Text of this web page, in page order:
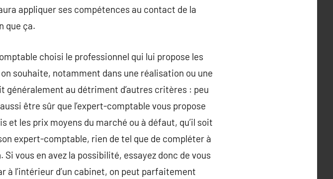
appliquer ses compétences au contact de la
que ça.
choisi le professionnel qui lui propose les
souhaite, notamment dans une réalisation ou une
au détriment d’autres critères : peu
être sûr que l’expert-comptable vous propose
et les prix moyens du marché ou à défaut, qu’il soit
expert-comptable, rien de tel que de compléter à
vous en avez la possibilité, essayez donc de vous
l’intérieur d’un cabinet, on peut parfaitement